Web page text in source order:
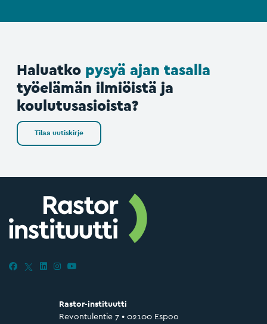
Haluatko pysyä ajan tasalla
työelämän ilmiöistä ja
koulutusasioista?
Tilaa uutiskirje
Rastor-instituutti
Revontulentie 7 • 02100 Espoo